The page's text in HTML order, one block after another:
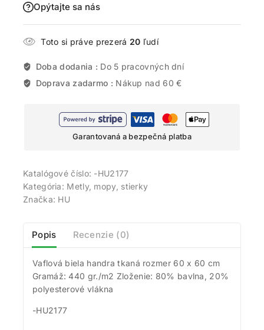
Opýtajte sa nás
Toto si práve prezerá 20 ľudí
Doba dodania : Do 5 pracovných dní
Doprava zadarmo : Nákup nad 60 €
Garantovaná a bezpečná platba
Katalógové číslo: -HU2177
Kategória: Metly, mopy, stierky
Značka: HU
Popis Recenzie (0)
Vaflová biela handra tkaná rozmer 60 x 60 cm
Gramáž: 440 gr./m2 Zloženie: 80% bavlna, 20%
polyesterové vlákna
-HU2177